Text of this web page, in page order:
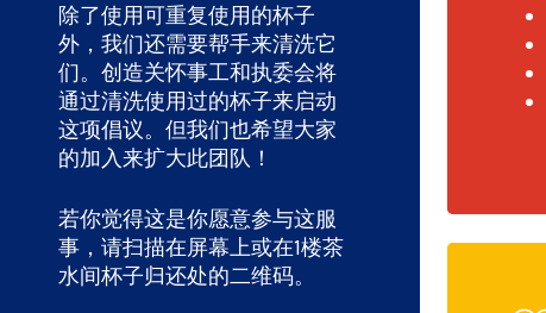
除了使用可重复使用的杯子
外，我们还需要帮手来清洗它
们。创造关怀事工和执委会将
通过清洗使用过的杯子来启动
这项倡议。但我们也希望大家
的加入来扩大此团队！
若你觉得这是你愿意参与这服
事，请扫描在屏幕上或在1楼茶
水间杯子归还处的二维码。